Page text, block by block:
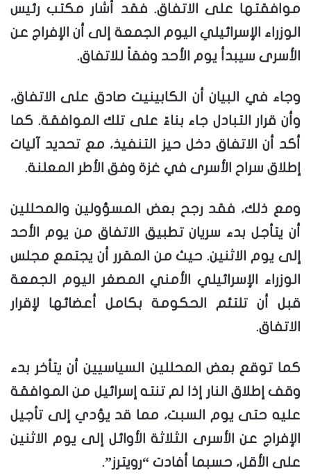
موافقتها على الاتفاق. فقد أشار مكتب رئيس
الوزراء الإسرائيلي اليوم الجمعة إلى أن الإفراج عن
الأسرى سيبدأ يوم الأحد وفقاً للاتفاق.
وجاء في البيان أن الكابينيت صادق على الاتفاق،
وأن قرار التبادل جاء بناءً على تلك الموافقة. كما
أكد أن الاتفاق دخل حيز التنفيذ، مع تحديد آليات
إطلاق سراح الأسرى في غزة وفق الأطر المعلنة.
ومع ذلك، فقد رجح بعض المسؤولين والمحللين
أن يتأجل بدء سريان تطبيق الاتفاق من يوم الأحد
إلى يوم الاثنين. حيث من المقرر أن يجتمع مجلس
الوزراء الإسرائيلي الأمني المصغر اليوم الجمعة
قبل أن تلتئم الحكومة بكامل أعضائها لإقرار
الاتفاق.
كما توقع بعض المحللين السياسيين أن يتأخر بدء
وقف إطلاق النار إذا لم تنته إسرائيل من الموافقة
عليه حتى يوم السبت، مما قد يؤدي إلى تأجيل
الإفراج عن الأسرى الثلاثة الأوائل إلى يوم الاثنين
على الأقل، حسبما أفادت “رويترز”.